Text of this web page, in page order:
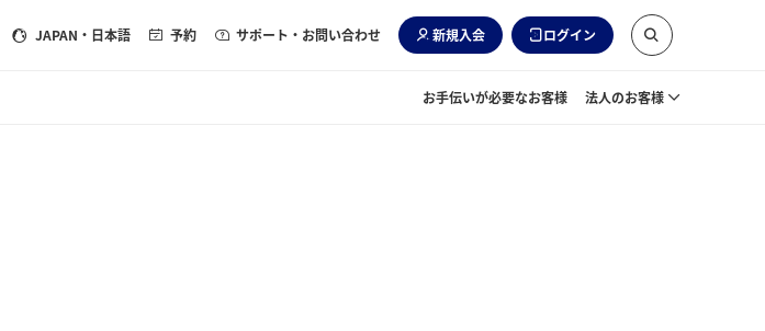
JAPAN ・日本語 予約 サポート・お問い合わせ 新規入会 ログイン
お手伝いが必要なお客様 法人のお客様